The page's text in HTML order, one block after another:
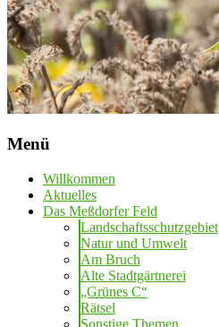
Menü
Willkommen
Aktuelles
Das Meßdorfer Feld
Landschaftsschutzgebiet
Natur und Umwelt
Am Bruch
Alte Stadtgärtnerei
„Grünes C“
Rätsel
Sonstige Themen